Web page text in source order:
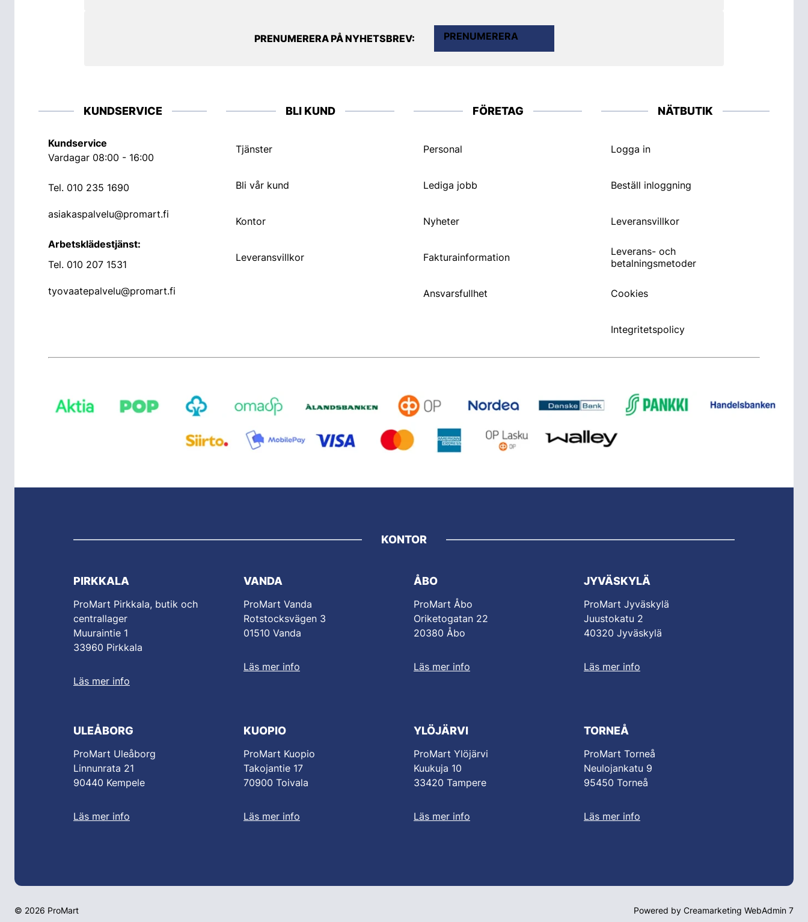
PRENUMERERA PÅ NYHETSBREV: PRENUMERERA
KUNDSERVICE
Kundservice
Vardagar 08:00 - 16:00
Tel. 010 235 1690
asiakaspalvelu@promart.fi
Arbetsklädestjänst:
Tel. 010 207 1531
tyovaatepalvelu@promart.fi
BLI KUND
Tjänster
Bli vår kund
Kontor
Leveransvillkor
FÖRETAG
Personal
Lediga jobb
Nyheter
Fakturainformation
Ansvarsfullhet
NÄTBUTIK
Logga in
Beställ inloggning
Leveransvillkor
Leverans- och
betalningsmetoder
Cookies
Integritetspolicy
KONTOR
PIRKKALA
ProMart Pirkkala, butik och
centrallager
Muuraintie 1
33960 Pirkkala
Läs mer info
VANDA
ProMart Vanda
Rotstocksvägen 3
01510 Vanda
Läs mer info
ÅBO
ProMart Åbo
Oriketogatan 22
20380 Åbo
Läs mer info
JYVÄSKYLÄ
ProMart Jyväskylä
Juustokatu 2
40320 Jyväskylä
Läs mer info
ULEÅBORG
ProMart Uleåborg
Linnunrata 21
90440 Kempele
Läs mer info
KUOPIO
ProMart Kuopio
Takojantie 17
70900 Toivala
Läs mer info
YLÖJÄRVI
ProMart Ylöjärvi
Kuukuja 10
33420 Tampere
Läs mer info
TORNEÅ
ProMart Torneå
Neulojankatu 9
95450 Torneå
Läs mer info
© 2026 ProMart Powered by Creamarketing WebAdmin 7